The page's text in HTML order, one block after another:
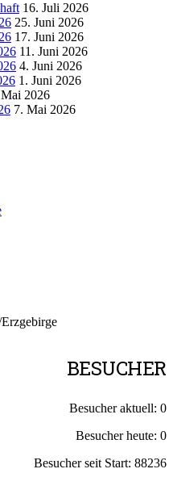
16. Juli 2026
25. Juni 2026
17. Juni 2026
11. Juni 2026
4. Juni 2026
1. Juni 2026
2026
7. Mai 2026
BESUCHER
Besucher aktuell: 0
Besucher heute: 0
Besucher seit Start: 88236